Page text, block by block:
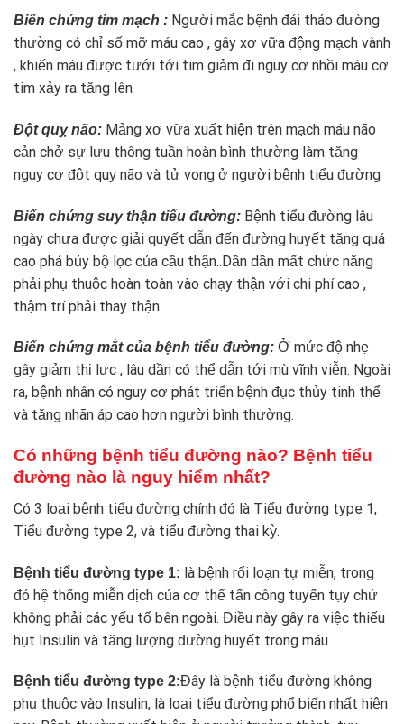
Biến chứng tim mạch : Người mắc bệnh đái tháo đường
thường có chỉ số mỡ máu cao , gây xơ vữa động mạch vành
, khiến máu được tưới tới tim giảm đi nguy cơ nhồi máu cơ
tim xảy ra tăng lên
Đột quỵ não: Mảng xơ vữa xuất hiện trên mạch máu não
cản chở sự lưu thông tuần hoàn bình thường làm tăng
nguy cơ đột quỵ não và tử vong ở người bệnh tiểu đường
Biến chứng suy thận tiểu đường: Bệnh tiểu đường lâu
ngày chưa được giải quyết dẫn đến đường huyết tăng quá
cao phá bủy bộ lọc của cầu thận..Dần dần mất chức năng
phải phụ thuộc hoàn toàn vào chạy thận với chi phí cao ,
thậm trí phải thay thận.
Biến chứng mắt của bệnh tiểu đường: Ở mức độ nhẹ
gây giảm thị lực , lâu dần có thể dẫn tới mù vĩnh viễn. Ngoài
ra, bệnh nhân có nguy cơ phát triển bệnh đục thủy tinh thể
và tăng nhãn áp cao hơn người bình thường.
Có những bệnh tiểu đường nào? Bệnh tiểu
đường nào là nguy hiểm nhất?
Có 3 loại bệnh tiểu đường chính đó là Tiểu đường type 1,
Tiểu đường type 2, và tiểu đường thai kỳ.
Bệnh tiểu đường type 1: là bệnh rối loạn tự miễn, trong
đó hệ thống miễn dịch của cơ thể tấn công tuyến tụy chứ
không phải các yếu tố bên ngoài. Điều này gây ra việc thiếu
hụt Insulin và tăng lượng đường huyết trong máu
Bệnh tiểu đường type 2:Đây là bệnh tiểu đường không
phụ thuộc vào Insulin, là loại tiểu đường phổ biến nhất hiện